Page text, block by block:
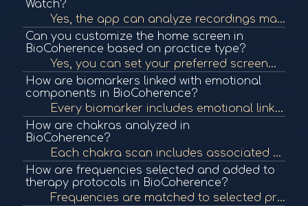
Watch?
Yes, the app can analyze recordings made with an Apple Watch, allowing millions of users to access real-time health scans without needing the proprietary sensor.
Can you customize the home screen in
BioCoherence based on practice type?
Yes, you can set your preferred screen—like chakras, personality, or vertebrae—as the default view for quicker navigation in line with your therapeutic focus.
How are biomarkers linked with emotional
components in BioCoherence?
Every biomarker includes emotional links in the report. These emotional connections are used in the generated meditations and can provide deeper insights into the root causes of imbalances.
How are chakras analyzed in
BioCoherence?
Each chakra scan includes associated TCM points, glands, systems, and emotional links. Frequencies and therapy protocols are aligned with these connections, offering deep, multifactorial healing insights. Users can even set chakras as their home screen f...
How are frequencies selected and added to
therapy protocols in BioCoherence?
Frequencies are matched to selected priorities and can include specific therapeutic protocols. These are played during meditations or exported as a separate track. Each frequency helps address the biomarker or emotional element it corresponds to.